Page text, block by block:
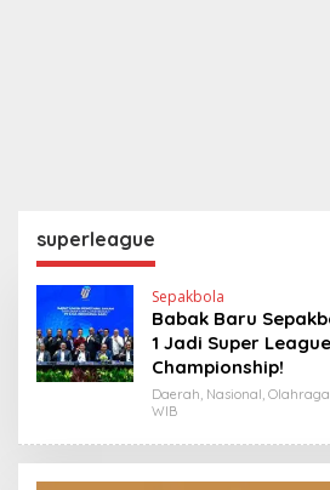
superleague
Sepakbola
Babak Baru
1 Jadi Super
Championship!
Daerah, Nasional, Olahraga
WIB
E
H
H